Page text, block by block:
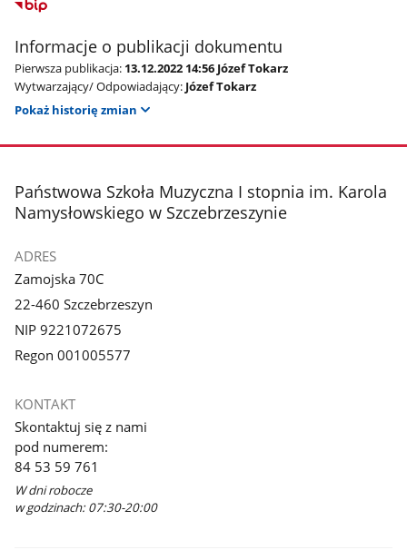
Informacje o publikacji dokumentu
Pierwsza publikacja: 13.12.2022 14:56 Józef Tokarz
Wytwarzający/ Odpowiadający: Józef Tokarz
Pokaż historię zmian
stopka
Państwowa Szkoła Muzyczna I stopnia im. Karola
Namysłowskiego w Szczebrzeszynie
ADRES
Zamojska 70C
22-460 Szczebrzeszyn
NIP 9221072675
Regon 001005577
KONTAKT
Skontaktuj się z nami
pod numerem:
84 53 59 761
W dni robocze
w godzinach: 07:30-20:00